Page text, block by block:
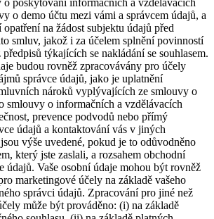
poskytování informačních a vzdělávacích
o demo účtu mezi vámi a správcem údajů, a
na žádost subjektu údajů před
smluv, jakož i za účelem splnění povinností
týkajících se nakládání se souhlasem.
budou rovněž zpracovávány pro účely
správce údajů, jako je uplatnění
nároků vyplývajících ze smlouvy o
smlouvy o informačních a vzdělávacích
prevence podvodů nebo přímý
údajů a kontaktování vás v jiných
výše uvedené, pokud je to odůvodněno
který jste zaslali, a rozsahem obchodní
údajů. Vaše osobní údaje mohou být rovněž
marketingové účely na základě vašeho
správci údajů. Zpracování pro jiné než
může být prováděno: (i) na základě